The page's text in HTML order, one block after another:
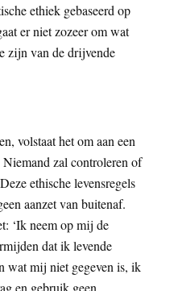
ethiek gebaseerd op
er niet zozeer om wat
zijn van de drijvende
volstaat het om aan een
zal controleren of
ethische levensregels
aanzet van buitenaf.
‘Ik neem op mij de
dat ik levende
wat mij niet gegeven is, ik
en gebruik geen